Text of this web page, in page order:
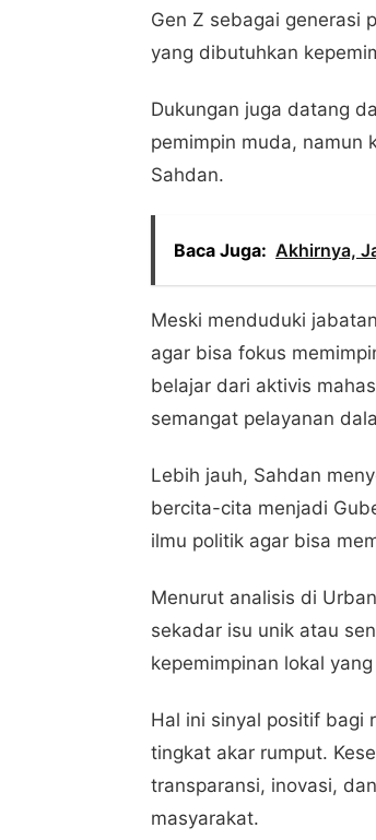
Gen Z sebagai generasi
yang dibutuhkan
Dukungan juga datang
pemimpin muda, namun
Sahdan.
Baca Juga: Akhirnya,
Meski menduduki
agar bisa fokus
belajar dari aktivis
semangat pelayanan
Lebih jauh, Sahdan
bercita-cita menjadi
ilmu politik agar bisa
Menurut analisis di
sekadar isu unik atau
kepemimpinan lokal
Hal ini sinyal positif bagi
tingkat akar rumput.
transparansi, inovasi,
masyarakat.